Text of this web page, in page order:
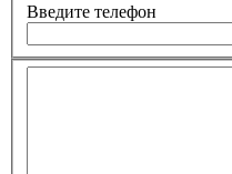
Введите телефон